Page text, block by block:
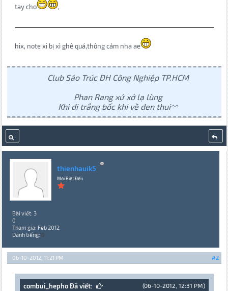
tay cho
,
hix, note xi bị xì ghê quá,thông cảm nha ae
Club Sáo Trúc ĐH Công Nghiệp TP.HCM
Phan Rang xứ xở lạ lùng
Khi đi trắng bốc khi về đen thui^^
thienhauik5
Mới Biết Đến
Bài viết: 3
0
Tham gia: Feb 2012
Danh tiếng: 0
#2
06-10-2012, 11:21 PM
(06-10-2012, 12:31 PM)
combui_hepho Đã viết: